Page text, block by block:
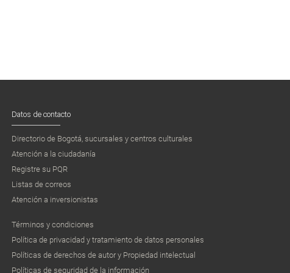
Datos de contacto
Directorio de Bogotá, sucursales y centros culturales
Atención a la ciudadanía
Registre su PQR
Listas de correos
Atención a inversionistas
Términos y condiciones
Política de privacidad y tratamiento de datos personales
Políticas de derechos de autor y Propiedad intelectual
Políticas de seguridad de la información